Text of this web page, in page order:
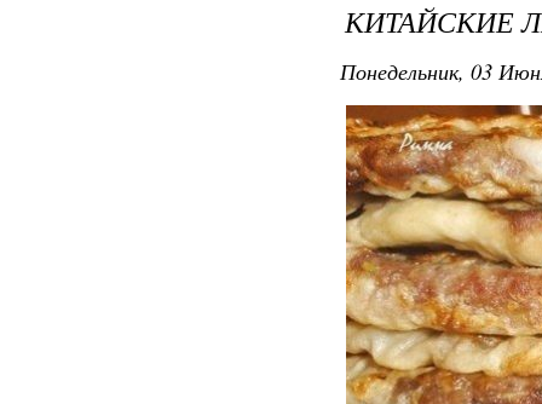
КИТАЙСКИЕ
Понедельник, 03